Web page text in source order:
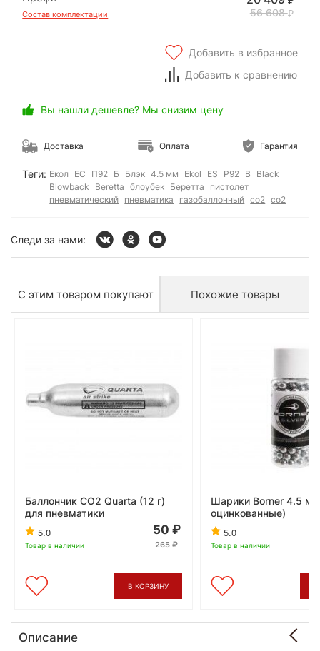
Состав комплектации 56 608
Добавить в избранное
Добавить к сравнению
Вы нашли дешевле? Мы снизим цену
Доставка Оплата Гарантия
Теги: Екол ЕС П92 Б Блэк 4.5 мм Ekol ES P92 B
Black
Blowback
Beretta блоубек Беретта
пистолет
пневматический пневматика газобаллонный со2 co2
Следи за нами:
С этим товаром покупают Похожие товары
Баллончик CO2 Quarta (12 г)
для пневматики
5.0
Товар в наличии
50
265
В КОРЗИНУ
Шарики Borner 4.5
оцинкованные)
5.0
Товар в наличии
Описание